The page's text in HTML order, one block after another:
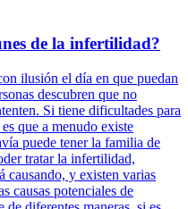
de la infertilidad?
ilusión el día en que puedan
descubren que no
Si tiene dificultades para
que a menudo existe
puede tener la familia de
tratar la infertilidad,
causando, y existen varias
causas potenciales de